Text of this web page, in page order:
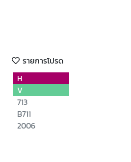
รายการโปรด
H
V
713
B711
2006